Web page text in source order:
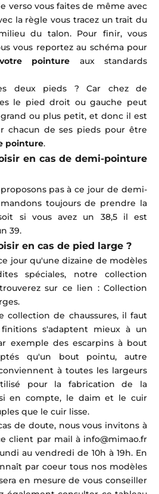
verso vous faites de même avec
la règle vous tracez un trait du
du talon. Pour finir, vous
vous reportez au schéma pour
pointure aux standards
deux pieds ? Car chez de
le pied droit ou gauche peut
ou plus petit, et donc il est
chacun de ses pieds pour être
pointure.
en cas de demi-pointure
pas à ce jour de demi-
toujours de prendre la
si vous avez un 38,5 il est
39.
en cas de pied large ?
jour qu'une dizaine de modèles
spéciales, notre collection
sur ce lien : Collection
.
collection de chaussures, il faut
s'adaptent mieux à un
exemple des escarpins à bout
qu'un bout pointu, autre
à toutes les largeurs
pour la fabrication de la
en compte, le daim et le cuir
que le cuir lisse.
de doute, nous vous invitons à
client par mail à info@mimao.fr
au vendredi de 10h à 19h. En
par coeur tous nos modèles
en mesure de vous conseiller